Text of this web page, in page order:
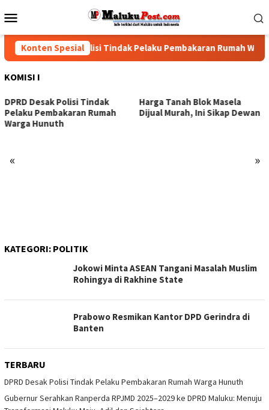
ke
Mobile
Konten Spesial
DPRD Desak Polisi Tindak Pelaku Pembakaran Rumah
KOMISI I
« »
DPRD Desak Polisi Tindak
Pelaku Pembakaran Rumah
Warga Hunuth
Harga Tanah Blok Masela
Dijual Murah, Ini Sikap Dewan
KATEGORI: POLITIK
Jokowi Minta ASEAN Tangani Masalah Muslim
Rohingya di Rakhine State
Prabowo Resmikan Kantor DPD Gerindra di
Banten
TERBARU
DPRD Desak Polisi Tindak Pelaku Pembakaran Rumah Warga Hunuth
Gubernur Serahkan Ranperda RPJMD 2025–2029 ke DPRD Maluku: Menuju